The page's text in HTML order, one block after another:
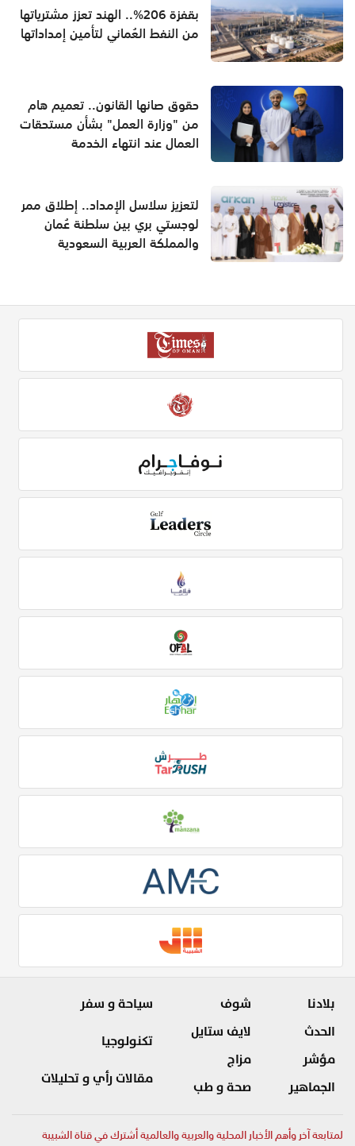
بقفزة 206%.. الهند تعزز مشترياتها
من النفط العُماني لتأمين إمداداتها
حقوق صانها القانون.. تعميم هام
من "وزارة العمل" بشأن مستحقات
العمال عند انتهاء الخدمة
لتعزيز سلاسل الإمداد.. إطلاق ممر
لوجستي بري بين سلطنة عُمان
والمملكة العربية السعودية
بلادنا
الحدث
مؤشر
الجماهير
شوف
لايف ستايل
مزاج
صحة و طب
سياحة و سفر
تكنولوجيا
مقالات رأي و تحليلات
لمتابعة آخر وأهم الأخبار المحلية والعربية والعالمية أشترك في قناة الشبيبة